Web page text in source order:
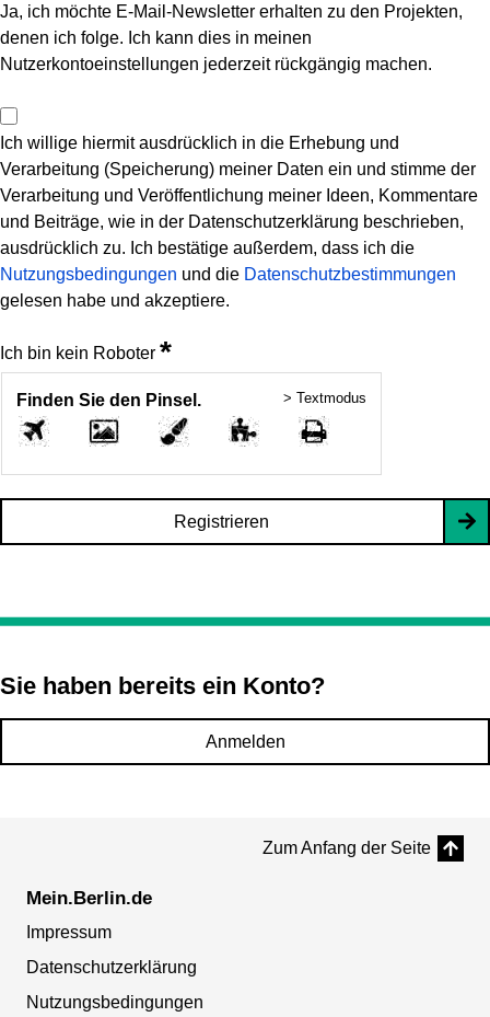
Ja, ich möchte E-Mail-Newsletter erhalten zu den Projekten,
denen ich folge. Ich kann dies in meinen
Nutzerkontoeinstellungen jederzeit rückgängig machen.
Ich willige hiermit ausdrücklich in die Erhebung und
Verarbeitung (Speicherung) meiner Daten ein und stimme der
Verarbeitung und Veröffentlichung meiner Ideen, Kommentare
und Beiträge, wie in der Datenschutzerklärung beschrieben,
ausdrücklich zu. Ich bestätige außerdem, dass ich die
Nutzungsbedingungen und die Datenschutzbestimmungen
gelesen habe und akzeptiere.
Ich bin kein Roboter *
Finden Sie den Pinsel. > Textmodus
Registrieren
Sie haben bereits ein Konto?
Anmelden
Zum Anfang der Seite
Mein.Berlin.de
Impressum
Datenschutzerklärung
Nutzungsbedingungen